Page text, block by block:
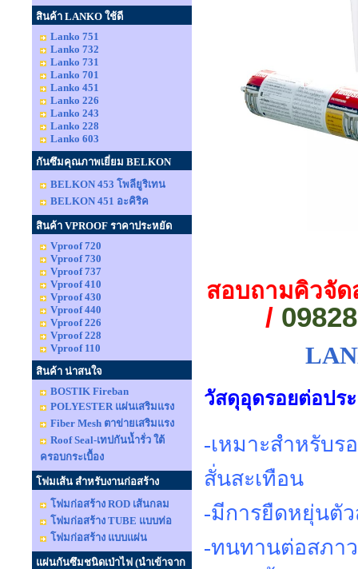
สินค้า LANKO ใช้ดี
Lanko 751
Lanko 732
Lanko 731
Lanko 701
Lanko 451
Lanko 226
Lanko 243
Lanko 228
Lanko 603
กันซึมคุณภาพเยี่ยม BELKON
BELKON 453 โพลียูริเทน
BELKON 451 อะคิริค
สินค้า VPROOF ราคาประหยัด
Vproof 720
Vproof 730
Vproof 737
Vproof 410
Vproof 430
Vproof 440
Vproof 226
Vproof 228
Vproof 110
สินค้า น่าสนใจ
BOSTIK Fireban
POLYESTER แผ่นเสริมแรง
Fiber Mesh ตาข่ายเสริมแรง
Roof Seal-เทปกันน้ำรั่ว ใต้
ครอบกระเบื้อง
โฟมเส้น สำหรับงานก่อสร้าง
โฟมก่อสร้าง ROD เส้นกลม
โฟมก่อสร้าง TUBE แบบท่อ
โฟมก่อสร้าง แบบแผ่น
แผ่นกันซึมชนิดเป่าไฟ (นำเข้าจาก
สอบถามคิวจั
/
วัสดุอุดรอยต่อปร
-เหมาะสำหรับ
สั่นสะเทือน
-มีการยืดหยุ่นตัว
-ทนทานต่อสภา